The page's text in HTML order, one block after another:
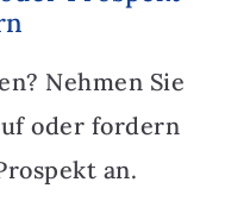
Nehmen Sie
oder fordern
an.